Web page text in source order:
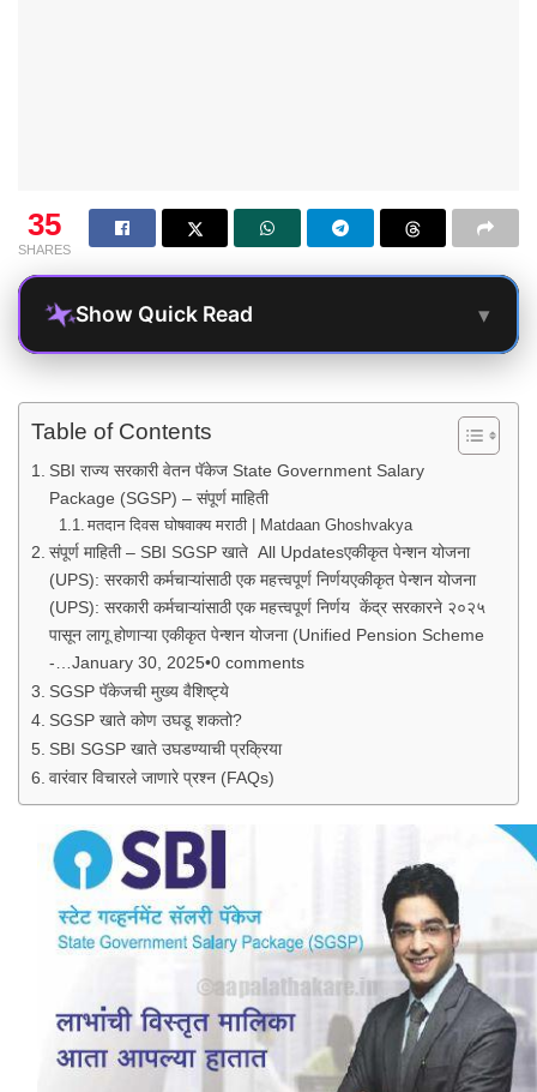
35
SHARES
Show Quick Read ▾
Table of Contents
SBI राज्य सरकारी वेतन पॅकेज State Government Salary
Package (SGSP) – संपूर्ण माहिती
मतदान दिवस घोषवाक्य मराठी | Matdaan Ghoshvakya
संपूर्ण माहिती – SBI SGSP खाते All Updatesएकीकृत पेन्शन योजना
(UPS): सरकारी कर्मचाऱ्यांसाठी एक महत्त्वपूर्ण निर्णयएकीकृत पेन्शन योजना
(UPS): सरकारी कर्मचाऱ्यांसाठी एक महत्त्वपूर्ण निर्णय केंद्र सरकारने २०२५
पासून लागू होणाऱ्या एकीकृत पेन्शन योजना (Unified Pension Scheme
-…January 30, 2025•0 comments
SGSP पॅकेजची मुख्य वैशिष्ट्ये
SGSP खाते कोण उघडू शकतो?
SBI SGSP खाते उघडण्याची प्रक्रिया
वारंवार विचारले जाणारे प्रश्न (FAQs)